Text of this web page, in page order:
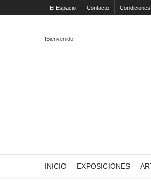
El Espacio Contacto
!Bienvenido!
INICIO EXPOSICIONES